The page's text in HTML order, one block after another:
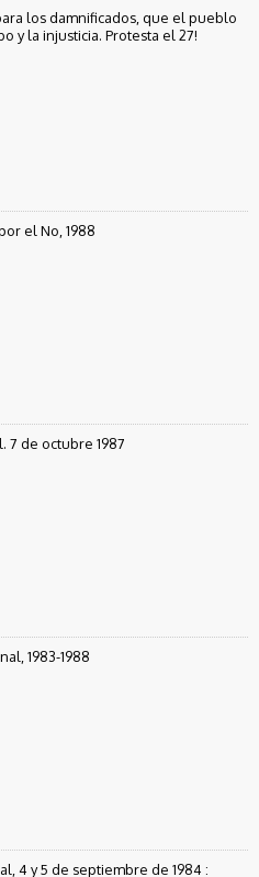
los damnificados, que el pueblo
y la injusticia. Protesta el 27!
el No, 1988
7 de octubre 1987
1983-1988
4 y 5 de septiembre de 1984 :